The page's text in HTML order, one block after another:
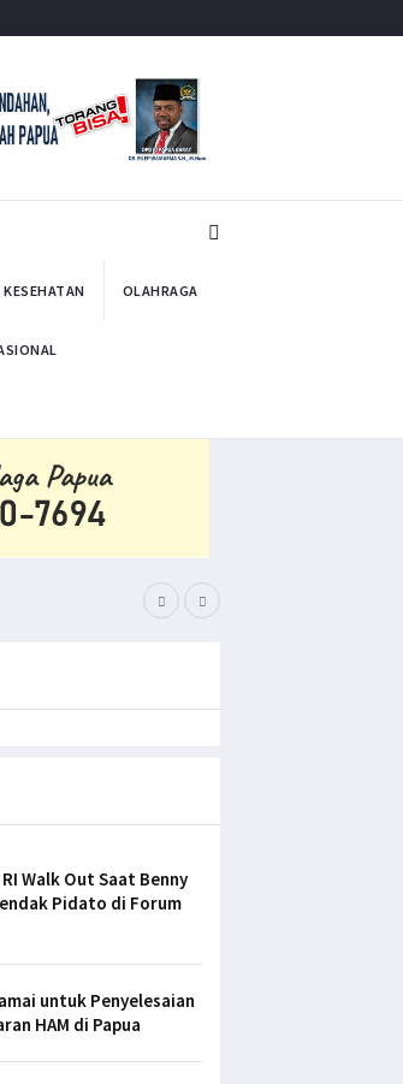
KESEHATAN OLAHRAGA
Walk Out Saat Benny
Pidato di Forum
untuk Penyelesaian
HAM di Papua